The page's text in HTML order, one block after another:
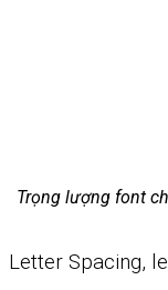
Trọng lượng font
Letter Spacing,